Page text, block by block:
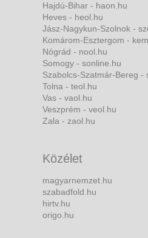
Hajdú-Bihar - haon.hu
Heves - heol.hu
Jász-Nagykun-Szolnok -
Komárom-Esztergom -
Nógrád - nool.hu
Somogy - sonline.hu
Szabolcs-Szatmár-Bereg -
Tolna - teol.hu
Vas - vaol.hu
Veszprém - veol.hu
Zala - zaol.hu
Közélet
magyarnemzet.hu
szabadfold.hu
hirtv.hu
origo.hu